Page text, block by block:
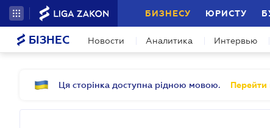
БИЗНЕСУ ЮРИСТУ
БІЗНЕС Новости Аналитика Интервью
Ця сторінка доступна рідною мовою. Перейти